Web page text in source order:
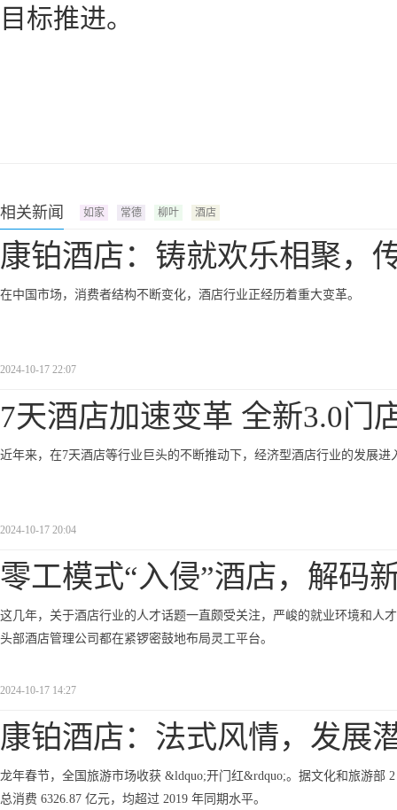
目标推进。
相关新闻 如家 常德 柳叶 酒店
康铂酒店：铸就欢乐相聚，
在中国市场，消费者结构不断变化，酒店行业正经历着重大变革。
2024-10-17 22:07
7天酒店加速变革 全新3.0门
近年来，在7天酒店等行业巨头的不断推动下，经济型酒店行业的发展进
2024-10-17 20:04
零工模式“入侵”酒店，解码
这几年，关于酒店行业的人才话题一直颇受关注，严峻的就业环境和人
头部酒店管理公司都在紧锣密鼓地布局灵工平台。
2024-10-17 14:27
康铂酒店：法式风情，发展
龙年春节，全国旅游市场收获 &ldquo;开门红&rdquo;。据文化和旅游部
总消费 6326.87 亿元，均超过 2019 年同期水平。